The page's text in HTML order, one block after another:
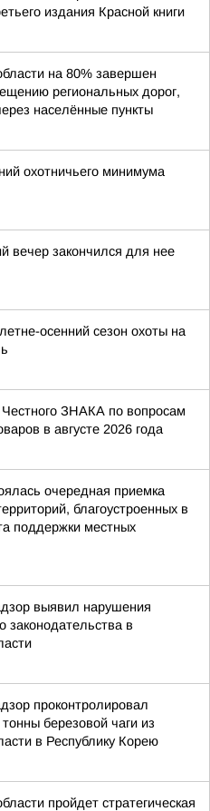
издания Красной книги
на 80% завершен
региональных дорог,
населённые пункты
охотничьего минимума
вечер закончился для нее
осенний сезон охоты на
ЗНАКА по вопросам
в августе 2026 года
очередная приемка
благоустроенных в
поддержки местных
выявил нарушения
законодательства в
проконтролировал
березовой чаги из
в Республику Корею
пройдет стратегическая